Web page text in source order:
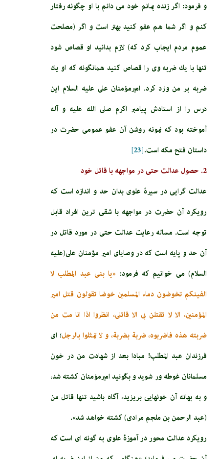
و فرمود: اگر زنده بمانم خود مى‏ دانم با او چگونه رفتار
كنم و اگر شما هم عفو كنيد بهتر است و اگر (مصلحت
عموم مردم ايجاب كرد كه) لازم بدانيد او قصاص شود
تنها با يك ضربه وى را قصاص كنيد همان‏گونه كه او يك
ضربه بر من وارد كرد. اميرمؤمنان على عليه السلام اين
درس را از استادش پيامبر اكرم صلى الله عليه و آله
آموخته بود كه نمونه روشن آن عفو عمومى حضرت در
داستان فتح مكه است.[23]
2. حصول عدالت حتی در مواجهه با قاتل خود
عدالت گرایی در سیرۀ علوی بدان حد و اندازه است که
رویکرد آن حضرت در مواجهه با شقی ترین افراد قابل
توجه است. مساله رعايت عدالت حتى در مورد قاتل در
آن حد و پايه است كه در وصاياى امير مؤمنان على(علیه
السلام) مى ‏خوانيم كه فرمود: «يا بنى عبد المطلب لا
الفينكم تخوضون دماء المسلمين خوضا تقولون قتل امير
المؤمنين، الا لا تقتلن بى الا قاتلى، انظروا اذا انا مت من
ضربته هذه فاضربوه، ضربة بضربة، و لا تمثلوا بالرجل؛ اى
فرزندان عبد المطلب! مبادا بعد از شهادت من در خون
مسلمانان غوطه ‏ور شويد و بگوئيد اميرمؤمنان كشته شد،
و به بهانه آن خون­هايى بريزيد، آگاه باشيد تنها قاتل من
(عبد الرحمن بن ملجم‏ مرادى) كشته خواهد شد».
رویکرد عدالت محور در آموزۀ علوی به گونه ای است که